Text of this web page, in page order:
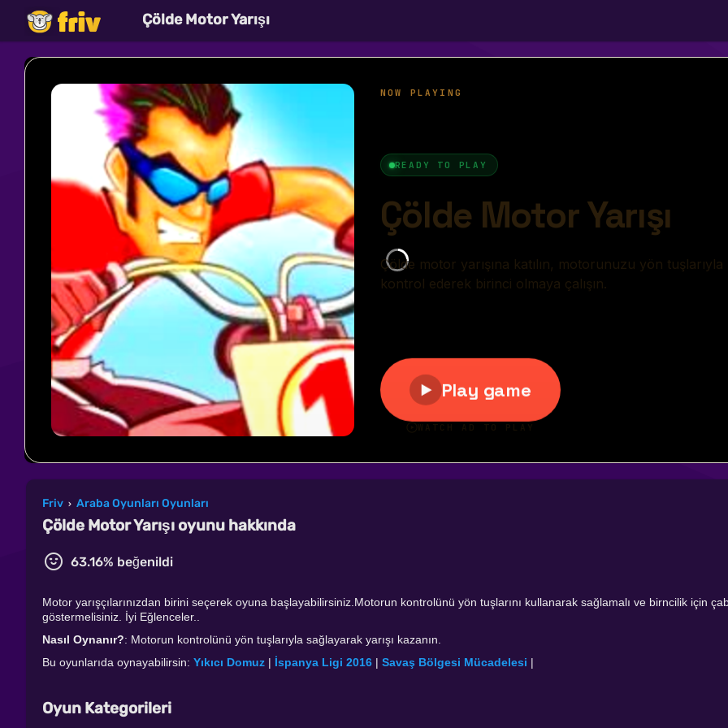
Çölde Motor Yarışı
Friv › Araba Oyunları Oyunları
Çölde Motor Yarışı oyunu hakkında
63.16% beğenildi
Motor yarışçılarınızdan birini seçerek oyuna başlayabilirsiniz.Motorun kontrolünü yön tuşlarını kullanarak sağlamalı ve birncilik için
göstermelisiniz. İyi Eğlenceler..
Nasıl Oynanır?: Motorun kontrolünü yön tuşlarıyla sağlayarak yarışı kazanın.
Bu oyunlarıda oynayabilirsin: Yıkıcı Domuz | İspanya Ligi 2016 | Savaş Bölgesi Mücadelesi |
Oyun Kategorileri